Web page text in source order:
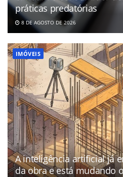
práticas predatórias
8 DE AGOSTO DE 2026
IMÓVEIS
A inteligência artificial já
da obra e está mudando